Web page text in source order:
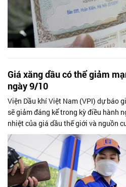
Giá xăng dầu có thể giảm
ngày 9/10
Viện Dầu khí Việt Nam (VPI) dự báo
sẽ giảm đáng kể trong kỳ điều hành
nhiệt của giá dầu thế giới và nguồn